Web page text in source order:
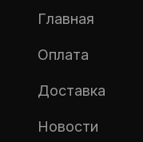
Главная
Оплата
Доставка
Новости